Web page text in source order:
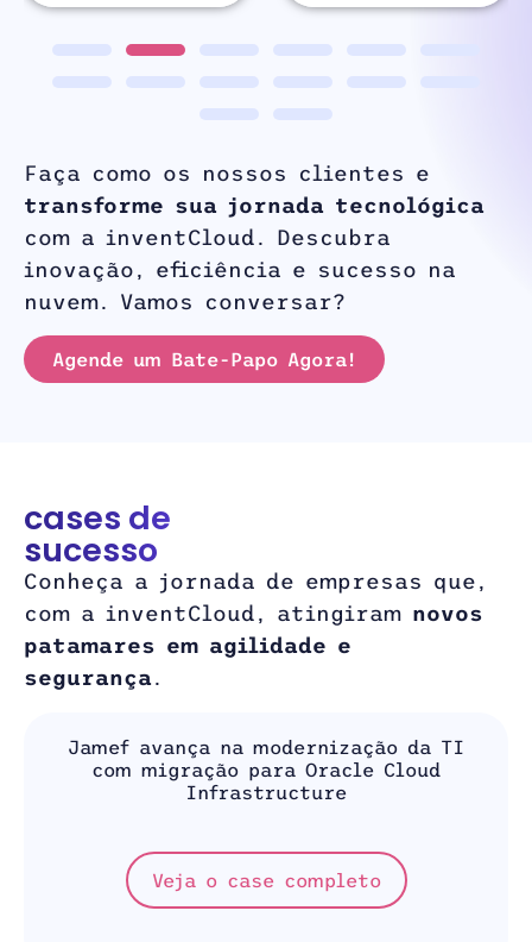
Faça como os nossos clientes e
transforme sua jornada tecnológica
com a inventCloud. Descubra
inovação, eficiência e sucesso na
nuvem. Vamos conversar?
Agende um Bate-Papo Agora!
cases de
sucesso
Conheça a jornada de empresas que,
com a inventCloud, atingiram novos
patamares em agilidade e
segurança.
Jamef avança na modernização da TI
com migração para Oracle Cloud
Infrastructure
Veja o case completo